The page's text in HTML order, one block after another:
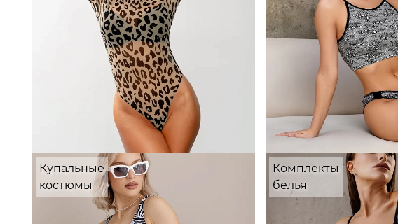
Купальные
костюмы
Комплекты
белья